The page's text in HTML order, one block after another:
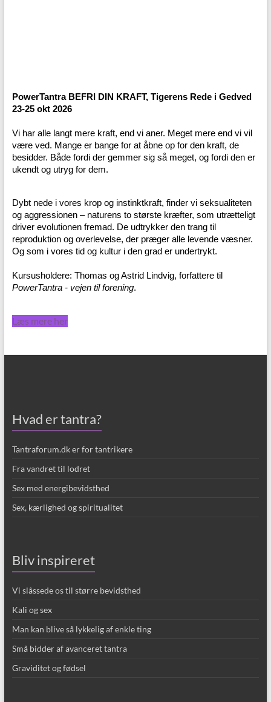
PowerTantra BEFRI DIN KRAFT, Tigerens Rede i Gedved
23-25 okt 2026
Vi har alle langt mere kraft, end vi aner. Meget mere end vi vil
være ved. Mange er bange for at åbne op for den kraft, de
besidder. Både fordi der gemmer sig så meget, og fordi den er
ukendt og utryg for dem.
Dybt nede i vores krop og instinktkraft, finder vi seksualiteten
og aggressionen – naturens to største kræfter, som utrætteligt
driver evolutionen fremad. De udtrykker den trang til
reproduktion og overlevelse, der præger alle levende væsner.
Og som i vores tid og kultur i den grad er undertrykt.
Kursusholdere: Thomas og Astrid Lindvig, forfattere til
PowerTantra - vejen til forening.
Læs mere her
Hvad er tantra?
Tantraforum.dk er for tantrikere
Fra vandret til lodret
Sex med energibevidsthed
Sex, kærlighed og spiritualitet
Bliv inspireret
Vi slåssede os til større bevidsthed
Kali og sex
Man kan blive så lykkelig af enkle ting
Små bidder af avanceret tantra
Graviditet og fødsel